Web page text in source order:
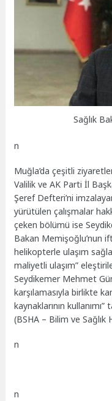
Sağlık
n
Muğla’da çeşitli
Valilik ve AK Parti İl
Şeref Defteri’ni
yürütülen çalışmalar
çeken bölümü ise
Bakan Memişoğlu’nun
helikopterle ulaşım
maliyetli ulaşım”
Seydikemer Mehmet
karşılamasıyla birlikte
kaynaklarının
(BSHA – Bilim ve Sağlık
n
n